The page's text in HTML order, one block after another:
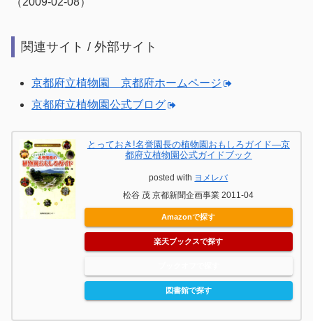
関連サイト / 外部サイト
京都府立植物園 京都府ホームページ
京都府立植物園公式ブログ
とっておき!名誉園長の植物園おもしろガイド―京
都府立植物園公式ガイドブック
posted with ヨメレバ
松谷 茂 京都新聞企画事業 2011-04
Amazonで探す
楽天ブックスで探す
図書館で探す